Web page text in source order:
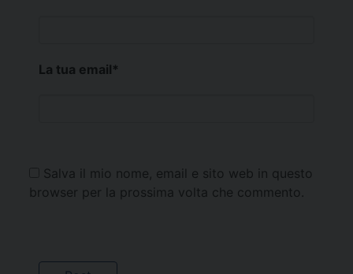
La tua email*
Salva il mio nome, email e sito web in questo
browser per la prossima volta che commento.